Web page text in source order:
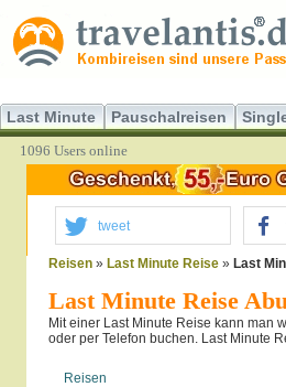
Last Minute Pauschalreisen
1096 Users online
tweet
Reisen » Last Minute Reise » Last
Last Minute Reise
Mit einer Last Minute Reise kann man
oder per Telefon buchen. Last Minute
Reisen